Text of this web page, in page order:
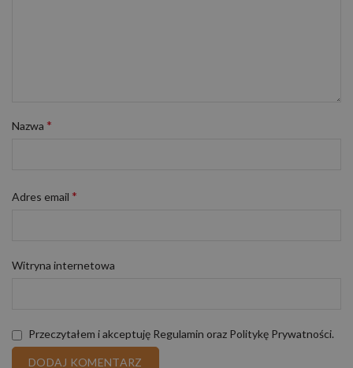
Nazwa *
Adres email *
Witryna internetowa
Przeczytałem i akceptuję Regulamin oraz Politykę Prywatności.